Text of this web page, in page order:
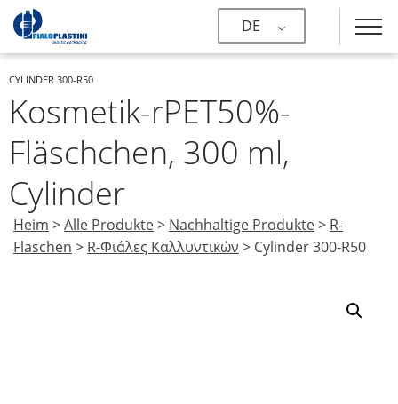
DE
CYLINDER 300-R50
Kosmetik-rPET50%-
Fläschchen, 300 ml,
Cylinder
Heim >Alle Produkte> Nachhaltige Produkte> R-
Flaschen > R-Φιάλες Καλλυντικών > Cylinder 300-R50